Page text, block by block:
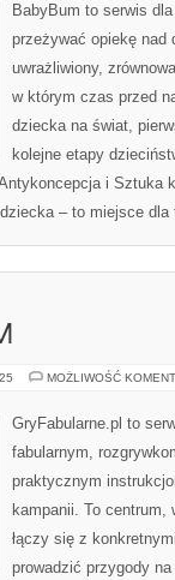
BabyBum to serwis
przeżywać opiekę nad
uwrażliwiony,
w którym czas przed
dziecka na świat,
kolejne etapy
i Sztuka
– to miejsce
MOŻLIWOŚĆ
GryFabularne.pl to
fabularnym,
praktycznym
kampanii. To centrum,
łączy się z
prowadzić przygody